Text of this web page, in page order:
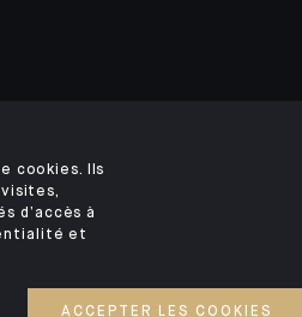
VOS DONNÉES PERSONNELLES
cookies. Ils
d’accès à
et
ACCEPTER LES COOKIES